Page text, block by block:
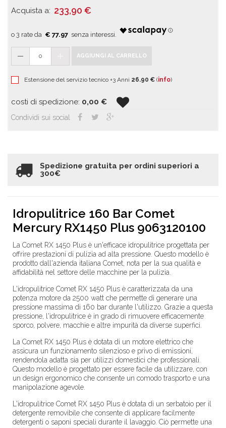
Acquista a: 233,90 €
€ 77.97
0 AGGIUNGI AL CARRELLO
Estensione del servizio tecnico +3 Anni 26.90 € (info)
costi di spedizione: 0,00 €
Condividi sui social
Spedizione gratuita per ordini superiori a
300€
Idropulitrice 160 Bar Comet
Mercury RX1450 Plus 9063120100
La Comet RX 1450 Plus è un'efficace idropulitrice progettata per
offrire prestazioni di pulizia ad alta pressione. Questo modello è
prodotto dall'azienda italiana Comet, nota per la sua qualità e
affidabilità nel settore delle macchine per la pulizia.
L'idropulitrice Comet RX 1450 Plus è caratterizzata da una
potenza motore da 2500 watt che permette di generare una
pressione massima di 160 bar durante l'utilizzo. Grazie a questa
pressione, l'idropulitrice è in grado di rimuovere efficacemente
sporco, polvere, macchie e altre impurità da diverse superfici.
La Comet RX 1450 Plus è dotata di un motore elettrico che
assicura un funzionamento silenzioso e privo di emissioni,
rendendola adatta sia per utilizzi domestici che professionali.
Questo modello è progettato per essere facile da utilizzare, con
un design ergonomico che consente un comodo trasporto e una
manipolazione agevole.
L'idropulitrice Comet RX 1450 Plus è dotata di un serbatoio per il
detergente removibile che consente di applicare facilmente
detergenti o saponi speciali durante il lavaggio. Ciò permette una